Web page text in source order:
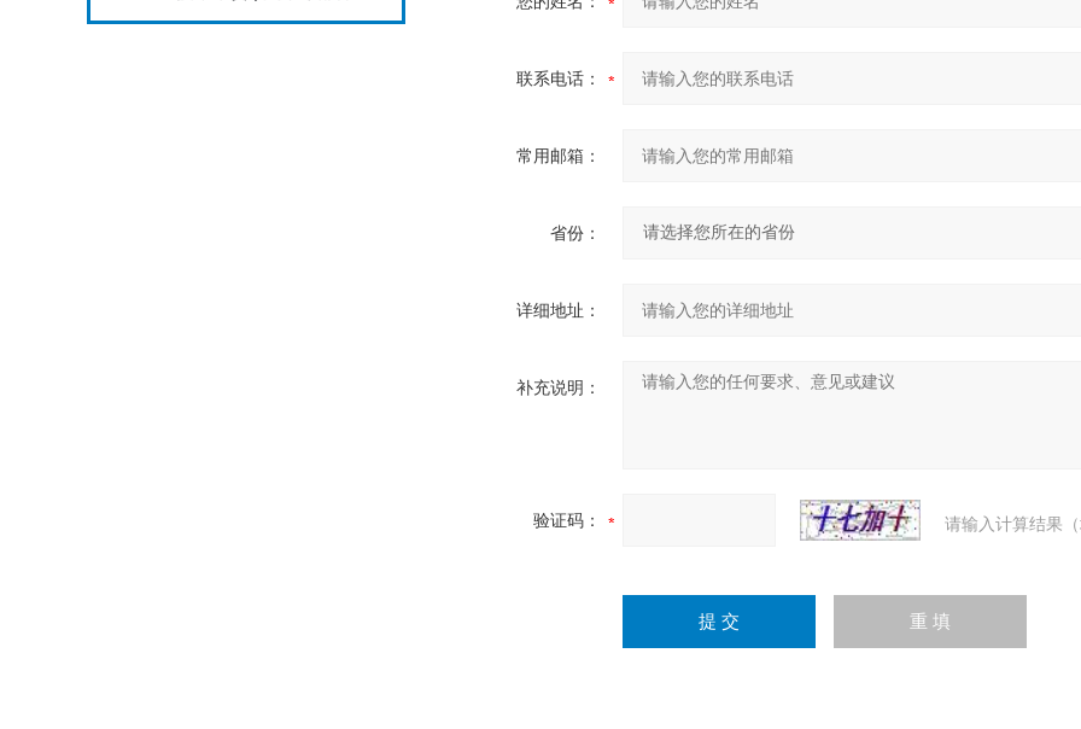
联系电话：
常用邮箱：
省份：
详细地址：
补充说明：
验证码： 请输入计算结果